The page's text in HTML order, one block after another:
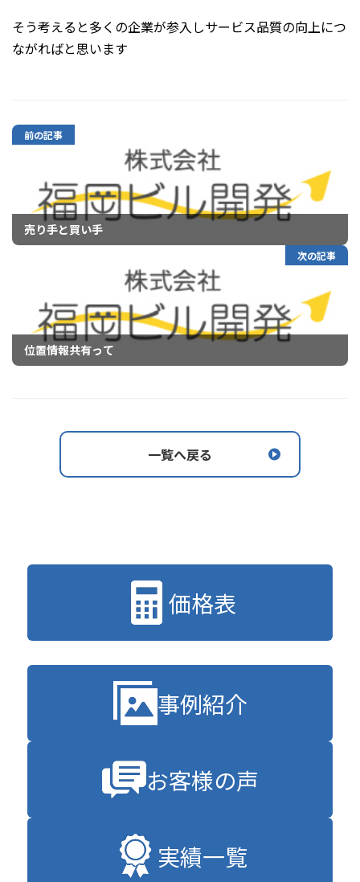
そう考えると多くの企業が参入しサービス品質の向上につ
ながればと思います
前の記事
売り手と買い手
次の記事
位置情報共有って
一覧へ戻る
価格表
事例紹介
お客様の声
実績一覧